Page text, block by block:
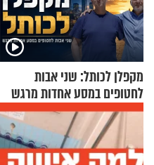
מקפלן לכותל: שני אבות
לחטופים במסע אחדות מרגש